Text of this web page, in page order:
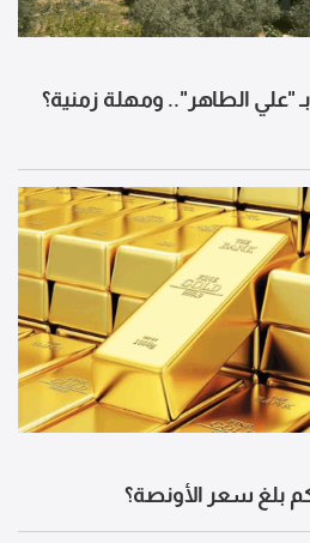
"علي الطاهر".. ومهلة زمنية؟
بلغ سعر الأونصة؟